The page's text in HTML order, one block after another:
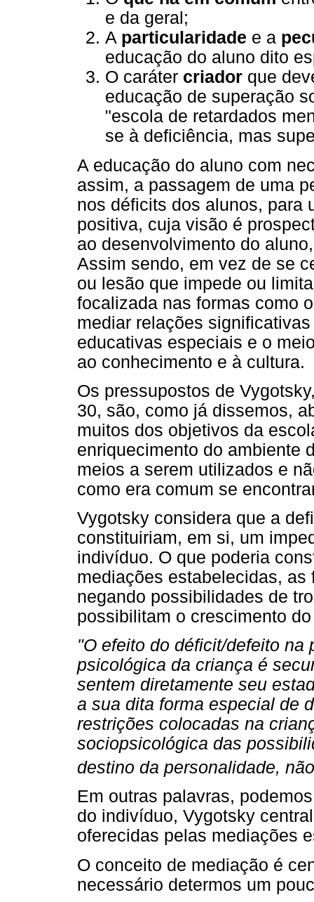
e da geral;
A particularidade e a
educação do aluno dito
O caráter criador que
educação de superação
"escola de retardados
se à deficiência, mas
A educação do aluno com
assim, a passagem de uma
nos déficits dos alunos, para
positiva, cuja visão é
ao desenvolvimento do
Assim sendo, em vez de se
ou lesão que impede ou
focalizada nas formas como
mediar relações
educativas especiais e o
ao conhecimento e à cultura.
Os pressupostos de
30, são, como já dissemos,
muitos dos objetivos da
enriquecimento do ambiente
meios a serem utilizados e
como era comum se
Vygotsky considera que a
constituiriam, em si, um
indivíduo. O que poderia
mediações estabelecidas,
negando possibilidades de
possibilitam o crescimento
"O efeito do déficit/defeito
psicológica da criança é
sentem diretamente seu
a sua dita forma especial de
restrições colocadas na
sociopsicológica das
destino da personalidade,
Em outras palavras,
do indivíduo, Vygotsky
oferecidas pelas mediações
O conceito de mediação é
necessário determos um